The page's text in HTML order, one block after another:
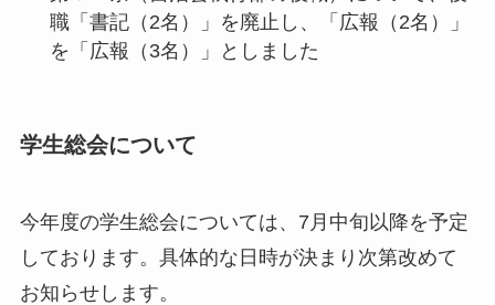
職「書記（2名）」を廃止し、「広報（2名）」
を「広報（3名）」としました
学生総会について
今年度の学生総会については、7月中旬以降を予定
しております。具体的な日時が決まり次第改めて
お知らせします。